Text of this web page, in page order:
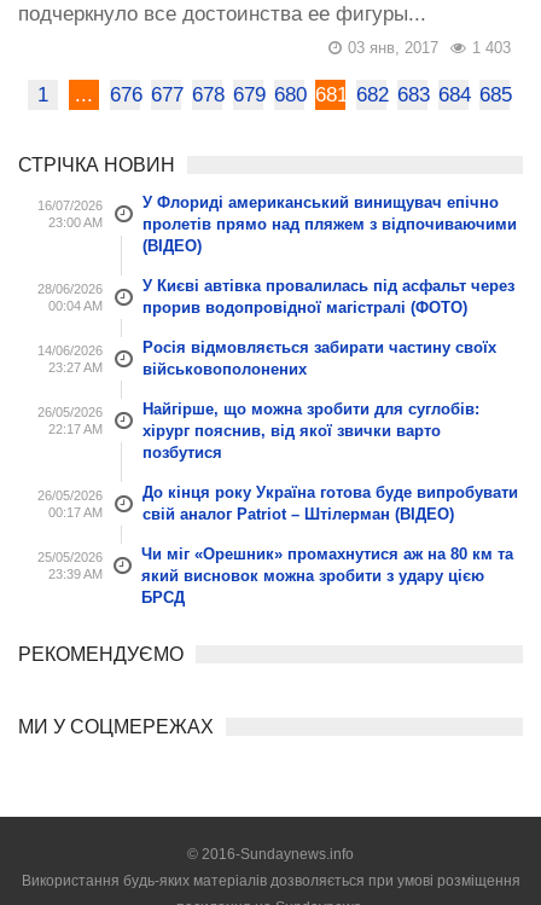
подчеркнуло все достоинства ее фигуры...
1 403
03 янв, 2017
1 ... 676 677 678 679 680 681 682 683 684 685
СТРІЧКА НОВИН
16/07/2026
23:00 AM
У Флориді американський винищувач епічно
пролетів прямо над пляжем з відпочиваючими
(ВІДЕО)
28/06/2026
00:04 AM
У Києві автівка провалилась під асфальт через
прорив водопровідної магістралі (ФОТО)
14/06/2026
23:27 AM
Росія відмовляється забирати частину своїх
військовополонених
26/05/2026
22:17 AM
Найгірше, що можна зробити для суглобів:
хірург пояснив, від якої звички варто
позбутися
26/05/2026
00:17 AM
До кінця року Україна готова буде випробувати
свій аналог Patriot – Штілерман (ВІДЕО)
25/05/2026
23:39 AM
Чи міг «Орешник» промахнутися аж на 80 км та
який висновок можна зробити з удару цією
БРСД
РЕКОМЕНДУЄМО
МИ У СОЦМЕРЕЖАХ
© 2016-Sundaynews.info
Використання будь-яких матеріалів дозволяється при умові розміщення